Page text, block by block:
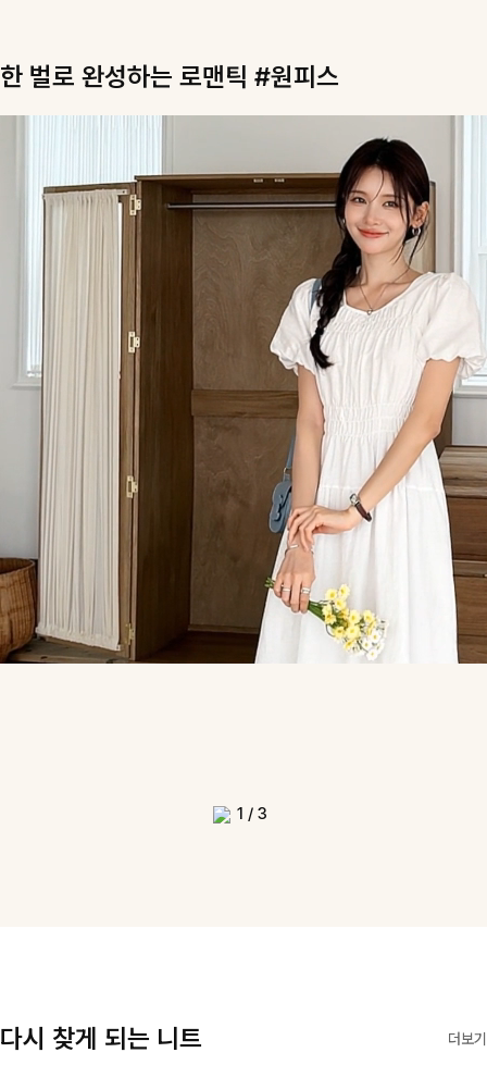
한 벌로 완성하는 로맨틱 #원피스
1 / 3
다시 찾게 되는 니트 더보기